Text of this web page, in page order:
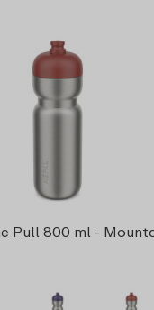
Pull 800 ml -